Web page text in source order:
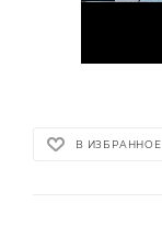
В ИЗБРАННОЕ